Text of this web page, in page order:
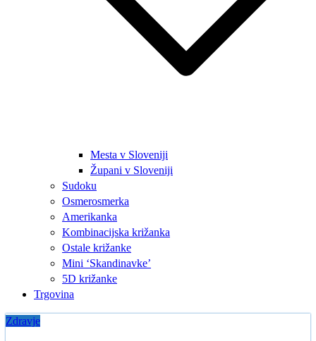
Mesta v Sloveniji
Župani v Sloveniji
Sudoku
Osmerosmerka
Amerikanka
Kombinacijska križanka
Ostale križanke
Mini ‘Skandinavke’
5D križanke
Trgovina
Zdravje